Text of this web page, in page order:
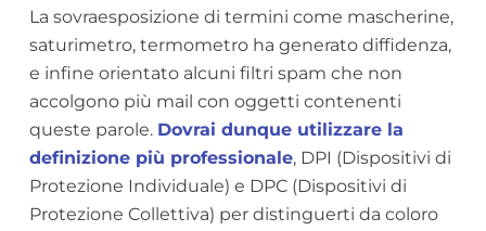
La sovraesposizione di termini come mascherine,
saturimetro, termometro ha generato diffidenza,
e infine orientato alcuni filtri spam che non
accolgono più mail con oggetti contenenti
queste parole. Dovrai dunque utilizzare la
definizione più professionale, DPI (Dispositivi di
Protezione Individuale) e DPC (Dispositivi di
Protezione Collettiva) per distinguerti da coloro